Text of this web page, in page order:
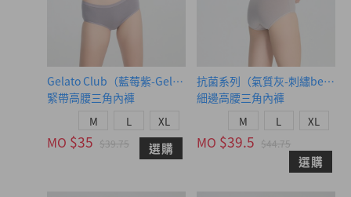
Gelato Club（藍莓紫-Gelato夾標）
緊帶高腰三角內褲
M L XL
MO $35 $39.75 選購
抗菌系列（氣質灰-刺繡be
細邊高腰三角內褲
M L XL
MO $39.5 $44.75
選購